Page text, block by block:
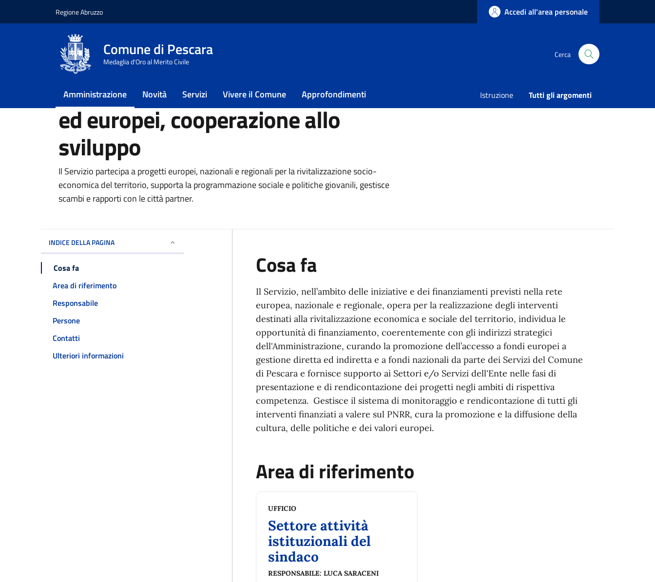
Regione Abruzzo Accedi all'area personale
Comune di Pescara
Medaglia d'Oro al Merito Civile
Cerca
Amministrazione Novità Servizi Vivere il Comune Approfondimenti Istruzione Tutti gli argomenti
Home / Amministrazione / Servizio supporto progetti nazionali ed europei, cooperazione allo sviluppo
Servizio supporto progetti nazionali
ed europei, cooperazione allo
sviluppo
Il Servizio partecipa a progetti europei, nazionali e regionali per la rivitalizzazione socio-
economica del territorio, supporta la programmazione sociale e politiche giovanili, gestisce
scambi e rapporti con le città partner.
INDICE DELLA PAGINA
Cosa fa
Area di riferimento
Responsabile
Persone
Contatti
Ulteriori informazioni
Cosa fa
Il Servizio, nell’ambito delle iniziative e dei finanziamenti previsti nella rete
europea, nazionale e regionale, opera per la realizzazione degli interventi
destinati alla rivitalizzazione economica e sociale del territorio, individua le
opportunità di finanziamento, coerentemente con gli indirizzi strategici
dell'Amministrazione, curando la promozione dell’accesso a fondi europei a
gestione diretta ed indiretta e a fondi nazionali da parte dei Servizi del Comune
di Pescara e fornisce supporto ai Settori e/o Servizi dell'Ente nelle fasi di
presentazione e di rendicontazione dei progetti negli ambiti di rispettiva
competenza. Gestisce il sistema di monitoraggio e rendicontazione di tutti gli
interventi finanziati a valere sul PNRR, cura la promozione e la diffusione della
cultura, delle politiche e dei valori europei.
Area di riferimento
UFFICIO
Settore attività
istituzionali del
sindaco
RESPONSABILE: LUCA SARACENI